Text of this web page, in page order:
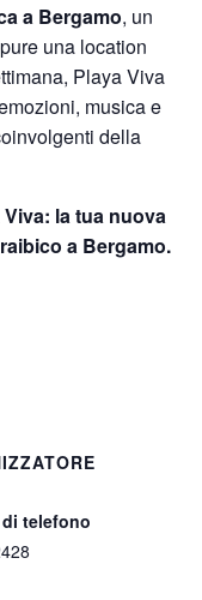
a Bergamo, un
una location
Playa Viva
musica e
della
la tua nuova
a Bergamo.
di telefono